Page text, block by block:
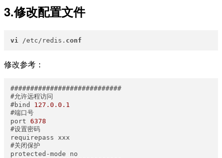
3.修改配置文件
vi /etc/redis. conf
修改参考：
############################
#允许远程访问
#bind 127.0 .0 .1
#端口号
port 6378
#设置密码
requirepass xxx
#关闭保护
protected-mode no